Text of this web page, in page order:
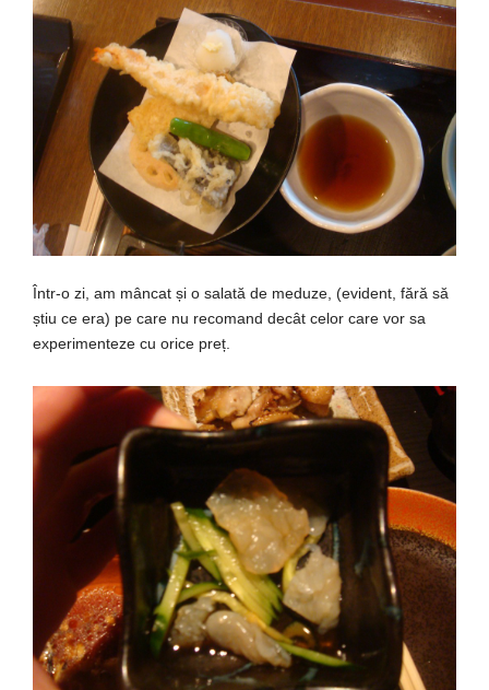
Într-o zi, am mâncat și o salată de meduze, (evident, fără să
știu ce era) pe care nu recomand decât celor care vor sa
experimenteze cu orice preț.